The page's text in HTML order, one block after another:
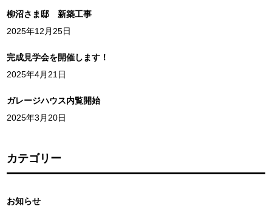
柳沼さま邸 新築工事
2025年12月25日
完成見学会を開催します！
2025年4月21日
ガレージハウス内覧開始
2025年3月20日
カテゴリー
お知らせ